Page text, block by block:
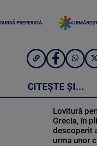
PREFERATĂ
CITEȘTE ȘI...
Lovitură
Grecia, în
descoperit
urma unor